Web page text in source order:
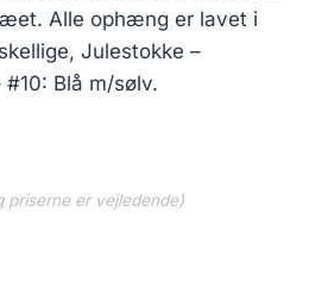
Alle ophæng er lavet i
Julestokke –
Blå m/sølv.
priserne er vejledende)